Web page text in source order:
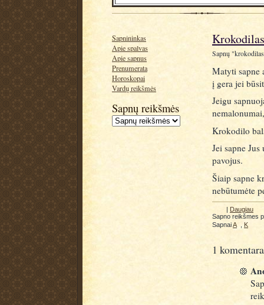
Sapnininkas
Apie spalvas
Apie sapnus
Prenumerata
Horoskopai
Vardų reikšmės
Sapnų reikšmės
Sapnų
Matyti sapne
į gera jei
Jeigu
Krokodilo
Jei sapne
pavojus.
Šiaip sapne
nebūtumėte
Daugiau
Sapno reikšmes
SapnaiA K
1